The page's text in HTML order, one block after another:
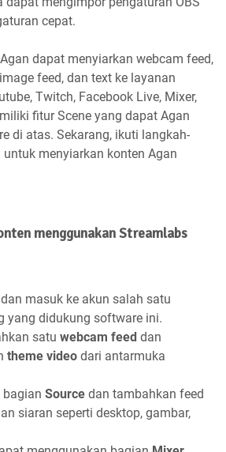
cepat.
dapat menyiarkan webcam feed,
feed, dan text ke layanan
Twitch, Facebook Live, Mixer,
fitur Scene yang dapat Agan
di atas. Sekarang, ikuti langkah-
menyiarkan konten Agan
menggunakan Streamlabs
masuk ke akun salah satu
yang didukung software ini.
satu webcam feed dan
theme video dari antarmuka
bagian Source dan tambahkan feed
siaran seperti desktop, gambar,